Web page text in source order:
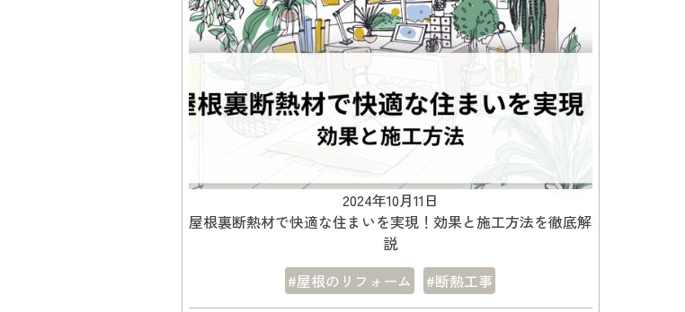
2024年10月11日
屋根裏断熱材で快適な住まいを実現！効果と施工方法を徹底解
説
#屋根のリフォーム
#断熱工事